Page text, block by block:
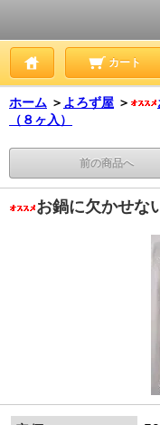
カート
ホーム ＞ よろず屋 ＞
（８ヶ入）
前の商品へ
お鍋に欠かせな